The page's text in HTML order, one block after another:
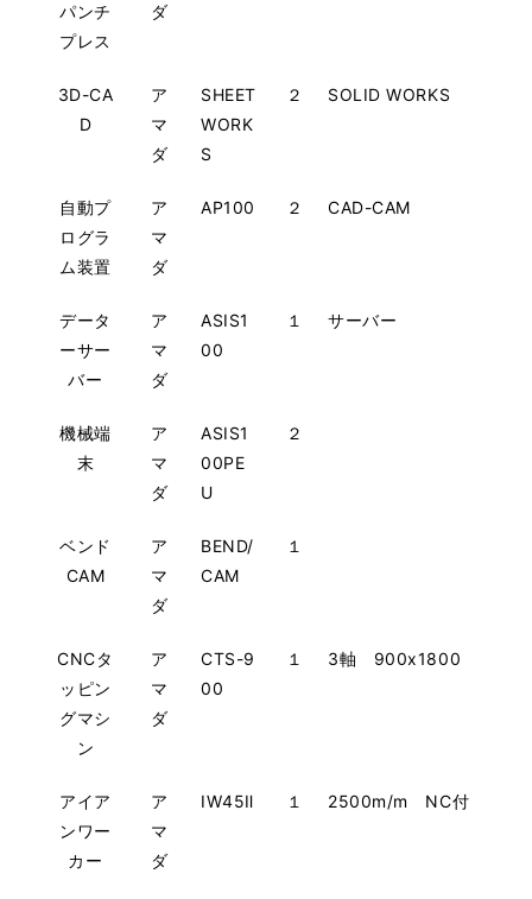
パンチ
プレス
ダ
3D-CA
D
ア
マ
ダ
SHEET
WORK
S
２ SOLID WORKS
自動プ
ログラ
ム装置
ア
マ
ダ
AP100 ２ CAD-CAM
データ
ーサー
バー
ア
マ
ダ
ASIS1
00
１ サーバー
機械端
末
ア
マ
ダ
ASIS1
00PE
U
２
ベンド
CAM
ア
マ
ダ
BEND/
CAM
１
CNCタ
ッピン
グマシ
ン
ア
マ
ダ
CTS-9
00
１ 3軸 900x1800
アイア
ンワー
カー
ア
マ
ダ
IW45Ⅱ １ 2500m/m NC付